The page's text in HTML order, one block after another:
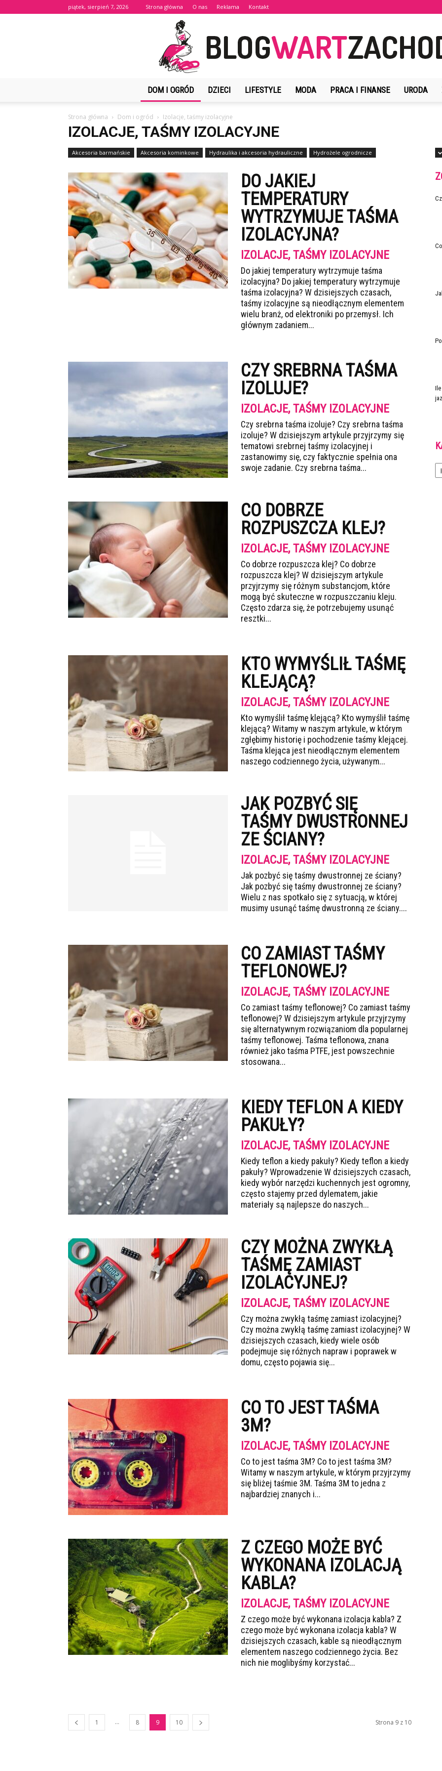
piątek, sierpień 7, 2026 Strona główna O nas Reklama Kontakt
DOM I OGRÓD DZIECI LIFESTYLE MODA PRACA I FINANSE URODA
Strona główna Dom i ogród Izolacje, taśmy izolacyjne
IZOLACJE, TAŚMY IZOLACYJNE
Akcesoria barmańskie Akcesoria kominkowe Hydraulika i akcesoria hydrauliczne
Hydrożele ogrodnicze
DO JAKIEJ
TEMPERATURY
WYTRZYMUJE TAŚMA
IZOLACYJNA?
IZOLACJE, TAŚMY IZOLACYJNE
Do jakiej temperatury wytrzymuje taśma
izolacyjna? Do jakiej temperatury wytrzymuje
taśma izolacyjna? W dzisiejszych czasach,
taśmy izolacyjne są nieodłącznym elementem
wielu branż, od elektroniki po przemysł. Ich
głównym zadaniem...
CZY SREBRNA TAŚMA
IZOLUJE?
IZOLACJE, TAŚMY IZOLACYJNE
Czy srebrna taśma izoluje? Czy srebrna taśma
izoluje? W dzisiejszym artykule przyjrzymy się
tematowi srebrnej taśmy izolacyjnej i
zastanowimy się, czy faktycznie spełnia ona
swoje zadanie. Czy srebrna taśma...
CO DOBRZE
ROZPUSZCZA KLEJ?
IZOLACJE, TAŚMY IZOLACYJNE
Co dobrze rozpuszcza klej? Co dobrze
rozpuszcza klej? W dzisiejszym artykule
przyjrzymy się różnym substancjom, które
mogą być skuteczne w rozpuszczaniu kleju.
Często zdarza się, że potrzebujemy usunąć
resztki...
KTO WYMYŚLIŁ TAŚMĘ
KLEJĄCĄ?
IZOLACJE, TAŚMY IZOLACYJNE
Kto wymyślił taśmę klejącą? Kto wymyślił taśmę
klejącą? Witamy w naszym artykule, w którym
zgłębimy historię i pochodzenie taśmy klejącej.
Taśma klejąca jest nieodłącznym elementem
naszego codziennego życia, używanym...
JAK POZBYĆ SIĘ
TAŚMY DWUSTRONNEJ
ZE ŚCIANY?
IZOLACJE, TAŚMY IZOLACYJNE
Jak pozbyć się taśmy dwustronnej ze ściany?
Jak pozbyć się taśmy dwustronnej ze ściany?
Wielu z nas spotkało się z sytuacją, w której
musimy usunąć taśmę dwustronną ze ściany....
CO ZAMIAST TAŚMY
TEFLONOWEJ?
IZOLACJE, TAŚMY IZOLACYJNE
Co zamiast taśmy teflonowej? Co zamiast taśmy
teflonowej? W dzisiejszym artykule przyjrzymy
się alternatywnym rozwiązaniom dla popularnej
taśmy teflonowej. Taśma teflonowa, znana
również jako taśma PTFE, jest powszechnie
stosowana...
KIEDY TEFLON A KIEDY
PAKUŁY?
IZOLACJE, TAŚMY IZOLACYJNE
Kiedy teflon a kiedy pakuły? Kiedy teflon a kiedy
pakuły? Wprowadzenie W dzisiejszych czasach,
kiedy wybór narzędzi kuchennych jest ogromny,
często stajemy przed dylematem, jakie
materiały są najlepsze do naszych...
CZY MOŻNA ZWYKŁĄ
TAŚMĘ ZAMIAST
IZOLACYJNEJ?
IZOLACJE, TAŚMY IZOLACYJNE
Czy można zwykłą taśmę zamiast izolacyjnej?
Czy można zwykłą taśmę zamiast izolacyjnej? W
dzisiejszych czasach, kiedy wiele osób
podejmuje się różnych napraw i poprawek w
domu, często pojawia się...
CO TO JEST TAŚMA
3M?
IZOLACJE, TAŚMY IZOLACYJNE
Co to jest taśma 3M? Co to jest taśma 3M?
Witamy w naszym artykule, w którym przyjrzymy
się bliżej taśmie 3M. Taśma 3M to jedna z
najbardziej znanych i...
Z CZEGO MOŻE BYĆ
WYKONANA IZOLACJĄ
KABLA?
IZOLACJE, TAŚMY IZOLACYJNE
Z czego może być wykonana izolacja kabla? Z
czego może być wykonana izolacja kabla? W
dzisiejszych czasach, kable są nieodłącznym
elementem naszego codziennego życia. Bez
nich nie moglibyśmy korzystać...
1 ... 8 9 10 Strona 9 z 10